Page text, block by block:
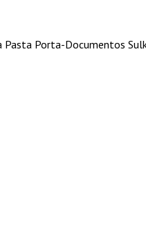
Pasta Porta-Documentos